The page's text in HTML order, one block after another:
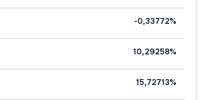
-0,33772%
10,29258%
15,72713%